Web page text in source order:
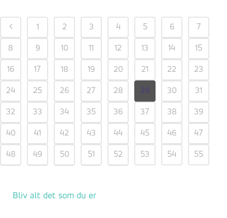
1 2 3 4 5 6 7
8 9 10 11 12 13 14 15
16 17 18 19 20 21 22 23
24 25 26 27 28 29 30 31
32 33 34 35 36 37 38 39
40 41 42 43 44 45 46 47
48 49 50 51 52 53 54 55
Bliv alt det som du er